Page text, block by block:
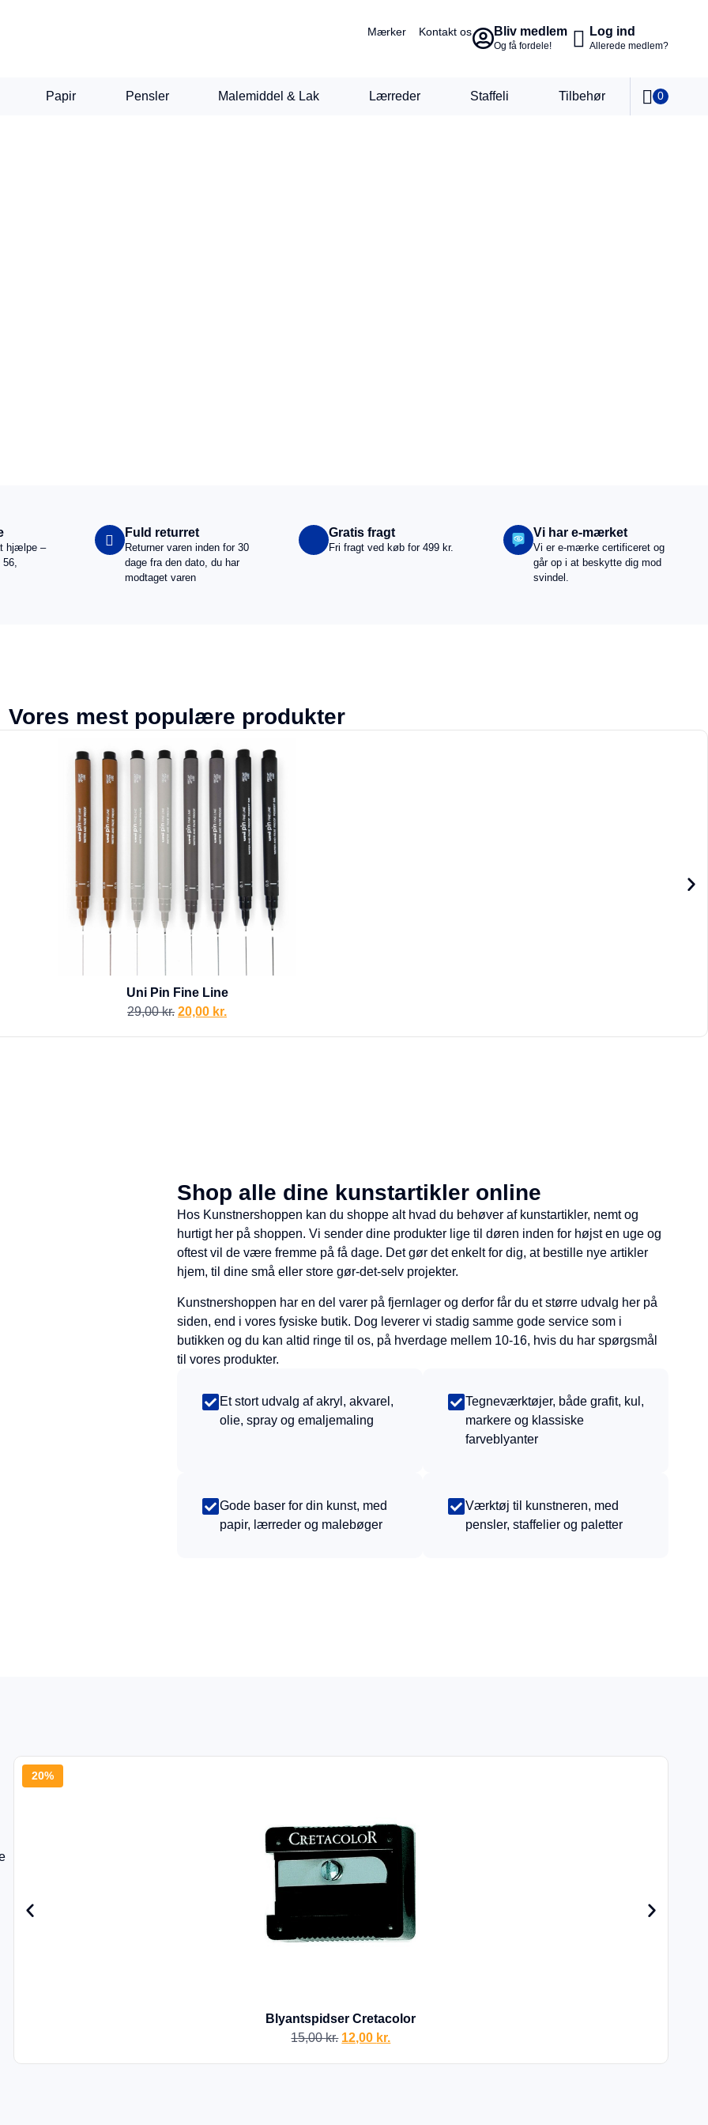
Mærker Kontakt os Bliv medlem
Og få fordele!
Log ind
Allerede medlem?
Papir Pensler Malemiddel & Lak Lærreder Staffeli Tilbehør 0
hjælpe –
56,
Fuld returret
Returner varen inden for 30
dage fra den dato, du har
modtaget varen
Gratis fragt
Fri fragt ved køb for 499 kr.
Vi har e-mærket
Vi er e-mærke certificeret og
går op i at beskytte dig mod
svindel.
Vores mest populære produkter
Uni Pin Fine Line
29,00kr. 20,00 kr.
Shop alle dine kunstartikler online
Hos Kunstnershoppen kan du shoppe alt hvad du behøver af kunstartikler, nemt og
hurtigt her på shoppen. Vi sender dine produkter lige til døren inden for højst en uge og
oftest vil de være fremme på få dage. Det gør det enkelt for dig, at bestille nye artikler
hjem, til dine små eller store gør-det-selv projekter.
Kunstnershoppen har en del varer på fjernlager og derfor får du et større udvalg her på
siden, end i vores fysiske butik. Dog leverer vi stadig samme gode service som i
butikken og du kan altid ringe til os, på hverdage mellem 10-16, hvis du har spørgsmål
til vores produkter.
Et stort udvalg af akryl, akvarel,
olie, spray og emaljemaling
Tegneværktøjer, både grafit, kul,
markere og klassiske
farveblyanter
Gode baser for din kunst, med
papir, lærreder og malebøger
Værktøj til kunstneren, med
pensler, staffelier og paletter
20%
Blyantspidser Cretacolor
15,00kr. 12,00 kr.